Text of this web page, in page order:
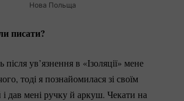
Нова Польща
писати?
після ув’язнення в «Ізоляції» мене
тоді я познайомилася зі своїм
дав мені ручку й аркуш. Чекати на